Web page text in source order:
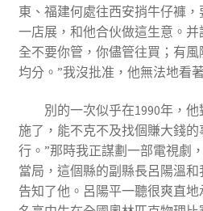
東、福建何處往西安捎牛仔褲
一店展，和他合伙做這生意。
全不要你管，你儘管往買；有
均分。”我沒批准，他無法地看
別的一次似乎在1990年，
施了，能不克不及找個賺大錢
行。”那時我正謀劃一部電視劇
當局，這個縣的副縣長呂陽溫
告知了他。呂陽平一聽很爽直